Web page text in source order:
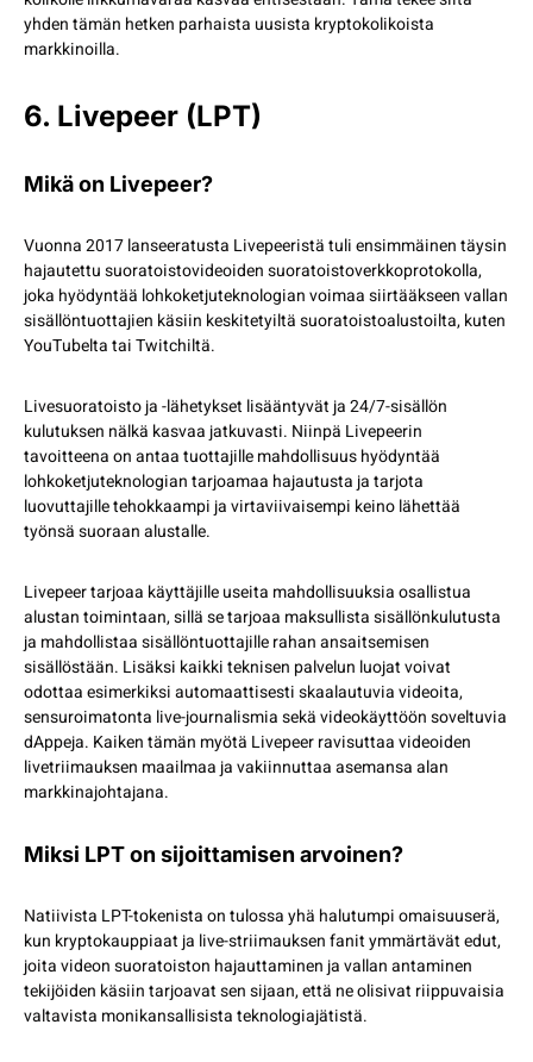
yhden tämän hetken parhaista uusista kryptokolikoista
markkinoilla.
6. Livepeer (LPT)
Mikä on Livepeer?
Vuonna 2017 lanseeratusta Livepeeristä tuli ensimmäinen täysin
hajautettu suoratoistovideoiden suoratoistoverkkoprotokolla,
joka hyödyntää lohkoketjuteknologian voimaa siirtääkseen vallan
sisällöntuottajien käsiin keskitetyiltä suoratoistoalustoilta, kuten
YouTubelta tai Twitchiltä.
Livesuoratoisto ja -lähetykset lisääntyvät ja 24/7-sisällön
kulutuksen nälkä kasvaa jatkuvasti. Niinpä Livepeerin
tavoitteena on antaa tuottajille mahdollisuus hyödyntää
lohkoketjuteknologian tarjoamaa hajautusta ja tarjota
luovuttajille tehokkaampi ja virtaviivaisempi keino lähettää
työnsä suoraan alustalle.
Livepeer tarjoaa käyttäjille useita mahdollisuuksia osallistua
alustan toimintaan, sillä se tarjoaa maksullista sisällönkulutusta
ja mahdollistaa sisällöntuottajille rahan ansaitsemisen
sisällöstään. Lisäksi kaikki teknisen palvelun luojat voivat
odottaa esimerkiksi automaattisesti skaalautuvia videoita,
sensuroimatonta live-journalismia sekä videokäyttöön soveltuvia
dAppeja. Kaiken tämän myötä Livepeer ravisuttaa videoiden
livetriimauksen maailmaa ja vakiinnuttaa asemansa alan
markkinajohtajana.
Miksi LPT on sijoittamisen arvoinen?
Natiivista LPT-tokenista on tulossa yhä halutumpi omaisuuserä,
kun kryptokauppiaat ja live-striimauksen fanit ymmärtävät edut,
joita videon suoratoiston hajauttaminen ja vallan antaminen
tekijöiden käsiin tarjoavat sen sijaan, että ne olisivat riippuvaisia
valtavista monikansallisista teknologiajätistä.